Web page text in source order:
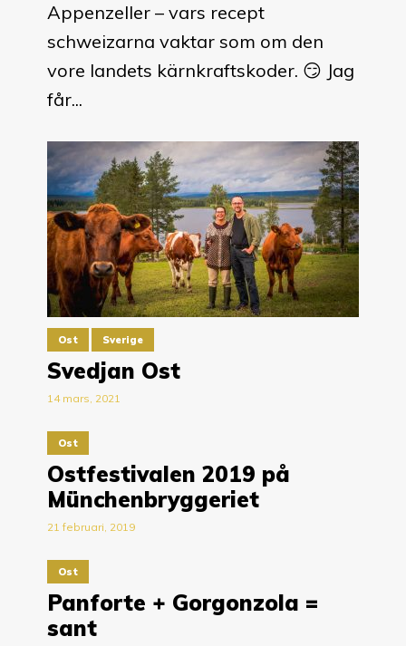
Appenzeller – vars recept
schweizarna vaktar som om den
vore landets kärnkraftskoder. 😏 Jag
får...
Ost Sverige
Svedjan Ost
14 mars, 2021
Ost
Ostfestivalen 2019 på
Münchenbryggeriet
21 februari, 2019
Ost
Panforte + Gorgonzola =
sant